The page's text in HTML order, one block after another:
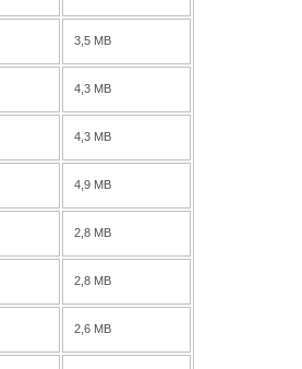
3,5 MB
4,3 MB
4,3 MB
4,9 MB
2,8 MB
2,8 MB
2,6 MB